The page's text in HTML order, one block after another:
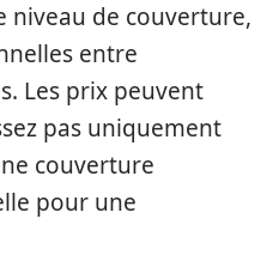
niveau de couverture,
entre
Les prix peuvent
pas uniquement
couverture
pour une